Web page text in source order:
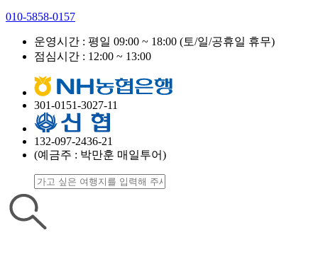
010-5858-0157
운영시간 : 평일 09:00 ~ 18:00 (토/일/공휴일 휴무)
점심시간 : 12:00 ~ 13:00
301-0151-3027-11
132-097-2436-21
(예금주 : 박만훈 매일투어)